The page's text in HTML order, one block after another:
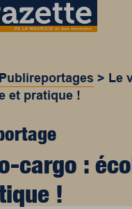
Publireportages > Le
et pratique !
cargo :
!